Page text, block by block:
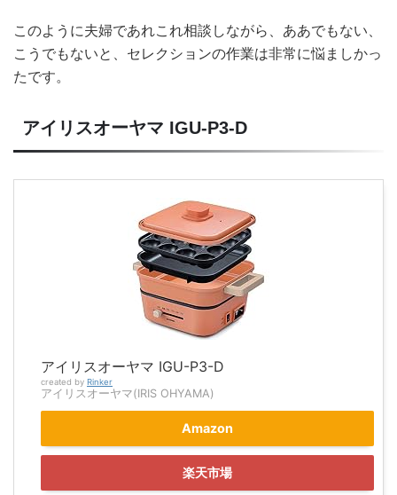
このように夫婦であれこれ相談しながら、ああでもない、
こうでもないと、セレクションの作業は非常に悩ましかっ
たです。
アイリスオーヤマ IGU-P3-D
アイリスオーヤマ IGU-P3-D
created by Rinker
アイリスオーヤマ(IRIS OHYAMA)
Amazon
楽天市場